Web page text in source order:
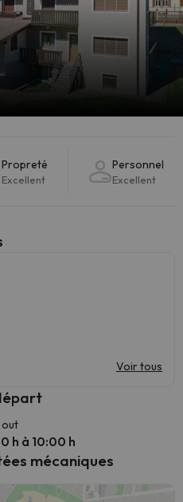
Propreté
Excellent
Personnel
Excellent
Voir tous
out
h à 10:00 h
mécaniques